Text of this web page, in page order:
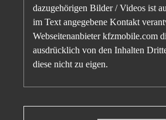
dazugehörigen Bilder / Videos ist
im Text angegebene Kontakt
Webseitenanbieter kfzmobile.com
ausdrücklich von den Inhalten
diese nicht zu eigen.